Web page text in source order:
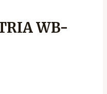
WB-